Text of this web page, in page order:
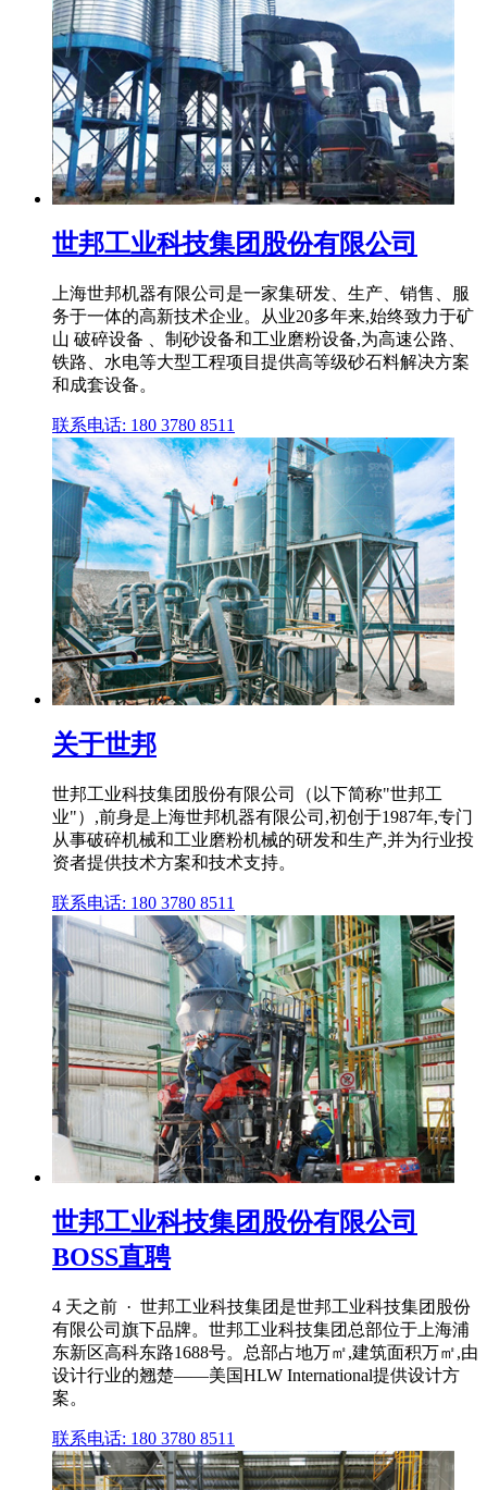
世邦工业科技集团股份有限公司
上海世邦机器有限公司是一家集研发、生产、销售、服
务于一体的高新技术企业。从业20多年来,始终致力于矿
山 破碎设备 、制砂设备和工业磨粉设备,为高速公路、
铁路、水电等大型工程项目提供高等级砂石料解决方案
和成套设备。
联系电话: 180 3780 8511
关于世邦
世邦工业科技集团股份有限公司（以下简称"世邦工
业"）,前身是上海世邦机器有限公司,初创于1987年,专门
从事破碎机械和工业磨粉机械的研发和生产,并为行业投
资者提供技术方案和技术支持。
联系电话: 180 3780 8511
世邦工业科技集团股份有限公司
BOSS直聘
4 天之前 · 世邦工业科技集团是世邦工业科技集团股份
有限公司旗下品牌。世邦工业科技集团总部位于上海浦
东新区高科东路1688号。总部占地万㎡,建筑面积万㎡,由
设计行业的翘楚——美国HLW International提供设计方
案。
联系电话: 180 3780 8511